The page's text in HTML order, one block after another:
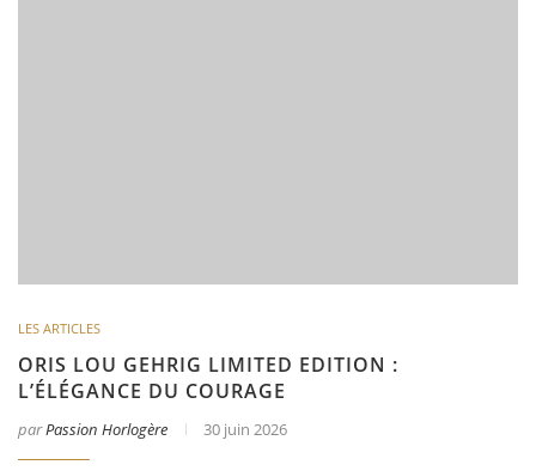
LES ARTICLES
ORIS LOU GEHRIG LIMITED EDITION :
L’ÉLÉGANCE DU COURAGE
parPassion Horlogère 30 juin 2026